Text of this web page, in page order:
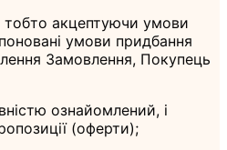
тобто акцептуючи умови
умови придбання
Замовлення, Покупець
ознайомлений, і
(оферти);